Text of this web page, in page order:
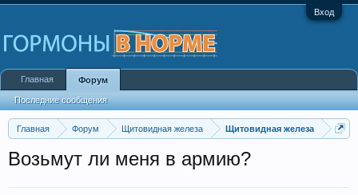
Вход
Главная Форум Щитовидная железа Щитовидная железа
Возьмут ли меня в армию?
Главная Форум
Последние сообщения